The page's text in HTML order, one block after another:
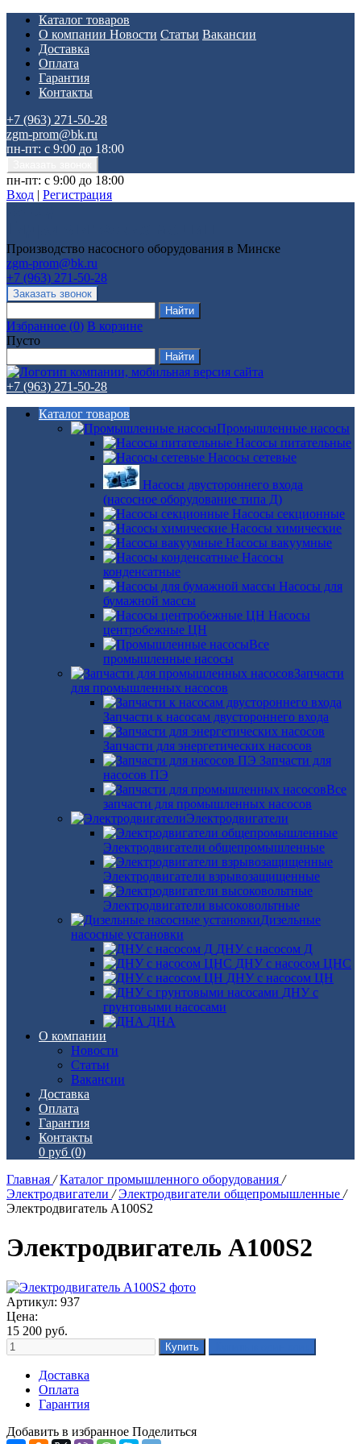
Каталог товаров
О компании Новости Статьи Вакансии
Доставка
Оплата
Гарантия
Контакты
+7 (963) 271-50-28
zgm-prom@bk.ru
пн-пт: с 9:00 до 18:00
пн-пт: с 9:00 до 18:00
Вход | Регистрация
Производство насосного оборудования в Минске
zgm-prom@bk.ru
+7 (963) 271-50-28
Избранное (0) В корзине
Пусто
+7 (963) 271-50-28
Каталог товаров
Промышленные насосы
Насосы питательные
Насосы сетевые
Насосы двустороннего входа
(насосное оборудование типа Д)
Насосы секционные
Насосы химические
Насосы вакуумные
Насосы
конденсатные
Насосы для
бумажной массы
Насосы
центробежные ЦН
Все
промышленные насосы
Запчасти
для промышленных насосов
Запчасти к насосам двустороннего входа
Запчасти для энергетических насосов
Запчасти для
насосов ПЭ
Все
запчасти для промышленных насосов
Электродвигатели
Электродвигатели общепромышленные
Электродвигатели взрывозащищенные
Электродвигатели высоковольтные
Дизельные
насосные установки
ДНУ с насосом Д
ДНУ с насосом ЦНС
ДНУ с насосом ЦН
ДНУ с
грунтовыми насосами
ДНА
О компании
Новости
Статьи
Вакансии
Доставка
Оплата
Гарантия
Контакты
0 руб (0)
Главная / Каталог промышленного оборудования /
Электродвигатели / Электродвигатели общепромышленные /
Электродвигатель А100S2
Электродвигатель А100S2
Артикул: 937
Цена:
15 200 руб.
Доставка
Оплата
Гарантия
Добавить в избранное Поделиться